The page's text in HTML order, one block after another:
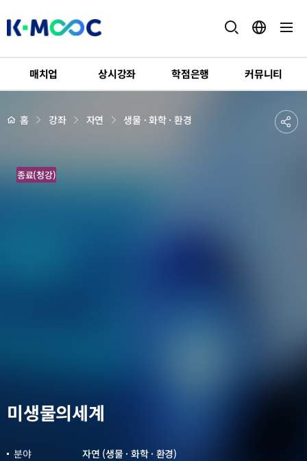
K-
매치업 상시강좌 학점은행 커뮤니티
강
세하
위 홈 강좌 자연 생물 · 화학 · 환경
공
미
생
종료(청강)
미생물의세계
분야
자연 (생물 · 화학 · 환경)